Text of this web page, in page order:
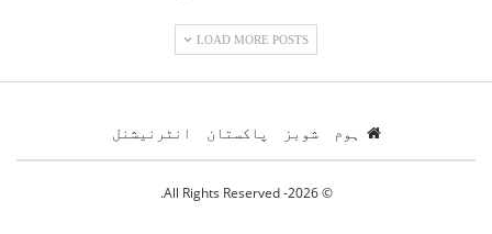
LOAD MORE POSTS
ہوم شوبز پاکستان انٹرنیشنل
© 2026- All Rights Reserved.